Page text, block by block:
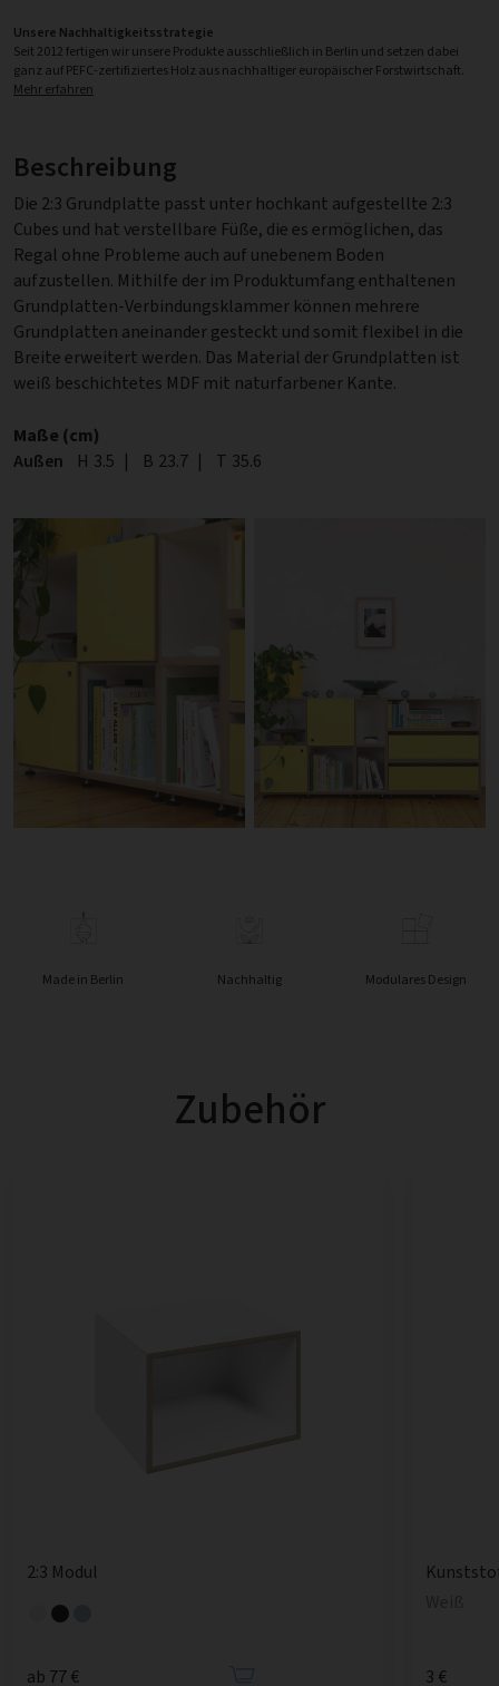
Unsere Nachhaltigkeitsstrategie
Seit 2012 fertigen wir unsere Produkte ausschließlich in Berlin und setzen dabei
ganz auf PEFC-zertifiziertes Holz aus nachhaltiger europäischer Forstwirtschaft.
Mehr erfahren
Beschreibung
Die 2:3 Grundplatte passt unter hochkant aufgestellte 2:3
Cubes und hat verstellbare Füße, die es ermöglichen, das
Regal ohne Probleme auch auf unebenem Boden
aufzustellen. Mithilfe der im Produktumfang enthaltenen
Grundplatten-Verbindungsklammer können mehrere
Grundplatten aneinander gesteckt und somit flexibel in die
Breite erweitert werden. Das Material der Grundplatten ist
weiß beschichtetes MDF mit naturfarbener Kante.
Maße (cm)
Außen
Höhe
H 3.5 | Breite
B 23.7 | Tiefe
T 35.6
Made in Berlin Nachhaltig Modulares Design
Zubehör
2:3 Modul
ab 77 € 3 €